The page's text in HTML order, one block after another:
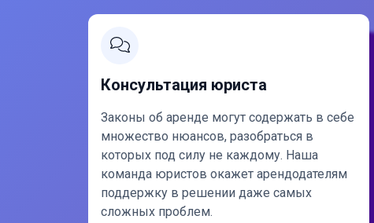
Консультация юриста
Законы об аренде могут содержать в себе
множество нюансов, разобраться в
которых под силу не каждому. Наша
команда юристов окажет арендодателям
поддержку в решении даже самых
сложных проблем.